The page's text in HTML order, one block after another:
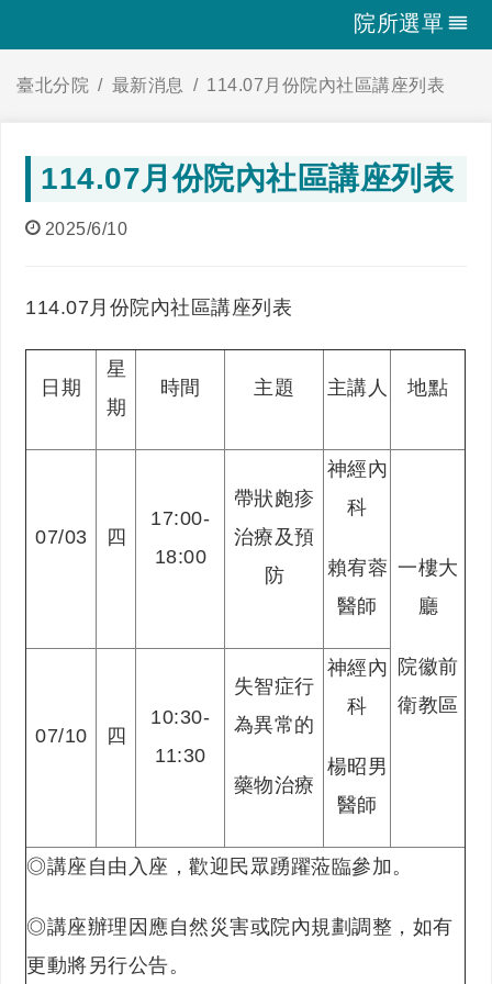
院所選單
臺北分院 最新消息 114.07月份院內社區講座列表
114.07月份院內社區講座列表
2025/6/10
114.07月份院內社區講座列表
日期
星
期
時間 主題 主講人 地點
07/03 四
17:00-
18:00
帶狀皰疹
治療及預
防
神經內
科
賴宥蓉
醫師
一樓大
廳
院徽前
衛教區
07/10
四
10:30-
11:30
失智症行
為異常的
藥物治療
神經內
科
楊昭男
醫師
◎講座自由入座，歡迎民眾踴躍蒞臨參加。
◎講座辦理因應自然災害或院內規劃調整，如有
更動將另行公告。